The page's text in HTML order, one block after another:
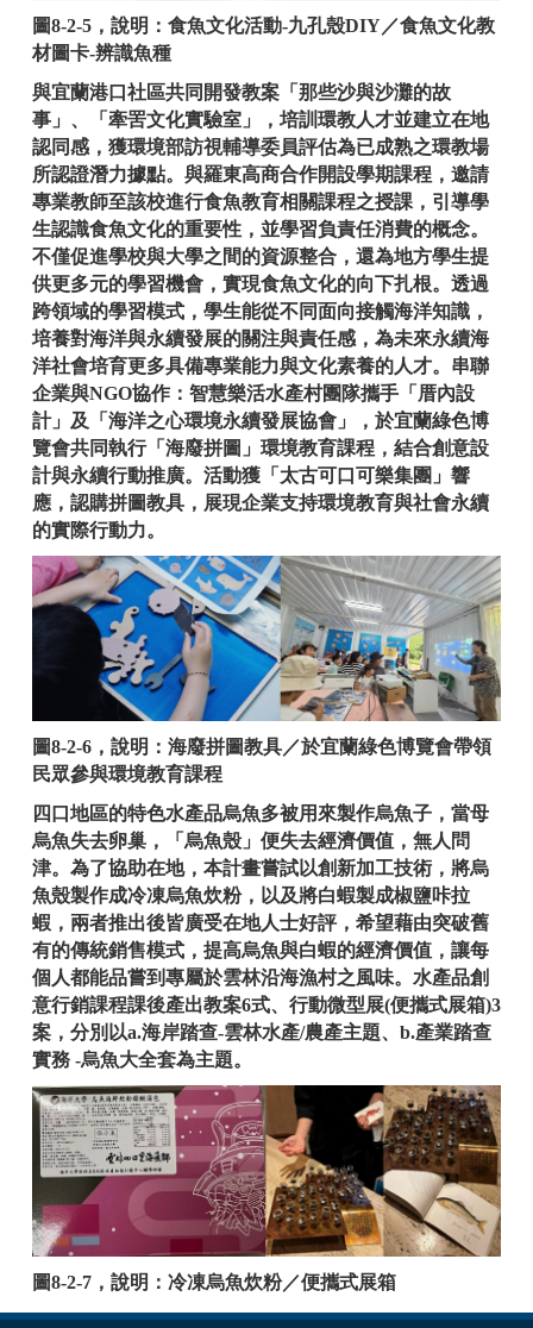
圖8-2-5，說明：食魚文化活動-九孔殼DIY／食魚文化教
材圖卡-辨識魚種
與宜蘭港口社區共同開發教案「那些沙與沙灘的故
事」、「牽罟文化實驗室」，培訓環教人才並建立在地
認同感，獲環境部訪視輔導委員評估為已成熟之環教場
所認證潛力據點。 與羅東高商合作開設學期課程，邀請
專業教師至該校進行食魚教育相關課程之授課，引導學
生認識食魚文化的重要性，並學習負責任消費的概念。
不僅促進學校與大學之間的資源整合，還為地方學生提
供更多元的學習機會，實現食魚文化的向下扎根。透過
跨領域的學習模式，學生能從不同面向接觸海洋知識，
培養對海洋與永續發展的關注與責任感，為未來永續海
洋社會培育更多具備專業能力與文化素養的人才。 串聯
企業與NGO協作：智慧樂活水產村團隊攜手「厝內設
計」及「海洋之心環境永續發展協會」，於宜蘭綠色博
覽會共同執行「海廢拼圖」環境教育課程，結合創意設
計與永續行動推廣。活動獲「太古可口可樂集團」響
應，認購拼圖教具，展現企業支持環境教育與社會永續
的實際行動力。
圖8-2-6，說明：海廢拼圖教具／於宜蘭綠色博覽會帶領
民眾參與環境教育課程
四口地區的特色水產品烏魚多被用來製作烏魚子，當母
烏魚失去卵巢，「烏魚殼」便失去經濟價值，無人問
津。為了協助在地，本計畫嘗試以創新加工技術，將烏
魚殼製作成冷凍烏魚炊粉，以及將白蝦製成椒鹽咔拉
蝦，兩者推出後皆廣受在地人士好評，希望藉由突破舊
有的傳統銷售模式，提高烏魚與白蝦的經濟價值，讓每
個人都能品嘗到專屬於雲林沿海漁村之風味。 水產品創
意行銷課程課後產出教案6式、行動微型展(便攜式展箱)3
案，分別以a.海岸踏查-雲林水產/農產主題、b.產業踏查
實務 -烏魚大全套為主題。
圖8-2-7，說明：冷凍烏魚炊粉／便攜式展箱